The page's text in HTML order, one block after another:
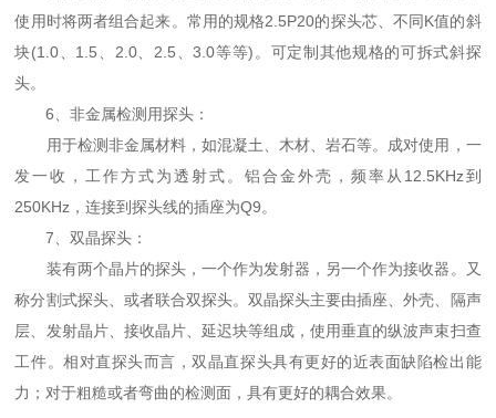
使用时将两者组合起来。常用的规格2.5P20的探头芯、不同K值的斜
块(1.0、1.5、2.0、2.5、3.0等等)。可定制其他规格的可拆式斜探
头。
6、非金属检测用探头：
用于检测非金属材料，如混凝土、木材、岩石等。成对使用，一
发一收，工作方式为透射式。铝合金外壳，频率从12.5KHz到
250KHz，连接到探头线的插座为Q9。
7、双晶探头：
装有两个晶片的探头，一个作为发射器，另一个作为接收器。又
称分割式探头、或者联合双探头。双晶探头主要由插座、外壳、隔声
层、发射晶片、接收晶片、延迟块等组成，使用垂直的纵波声束扫查
工件。相对直探头而言，双晶直探头具有更好的近表面缺陷检出能
力；对于粗糙或者弯曲的检测面，具有更好的耦合效果。